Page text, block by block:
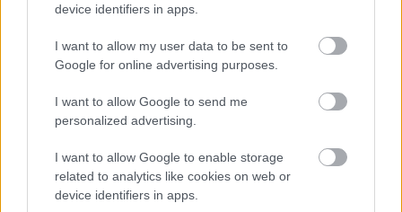
device identifiers in apps.
I want to allow my user data to be sent to
Google for online advertising purposes.
I want to allow Google to send me
personalized advertising.
I want to allow Google to enable storage
related to analytics like cookies on web or
device identifiers in apps.
Meccs Center
Paris Saint-Germain
Felkészülési szezon 4. mérkőzés
Nya Ullevi, Göteborg
2026-08-08 17:00